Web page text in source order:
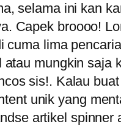
selama ini kan
Capek broooo!
lima
mungkin saja
sis!. Kalau
unik yang
artikel spinner